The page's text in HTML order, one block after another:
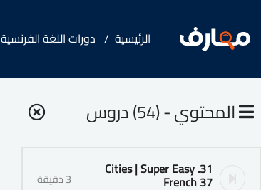
الرئيسية دورات اللغة الفرنسية
المحتوي - (54) دروس
31. Cities | Super Easy
French 37 3 دقيقة